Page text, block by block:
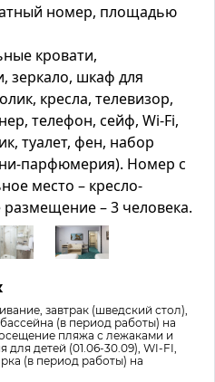
номер, площадью
кровати,
зеркало, шкаф для
кресла, телевизор,
телефон, сейф, Wi-Fi,
туалет, фен, набор
парфюмерия). Номер с
место – кресло-
– 3 человека.
завтрак (шведский стол),
(в период работы) на
пляжа с лежаками и
для детей (01.06-30.09), WI-FI,
(в период работы) на